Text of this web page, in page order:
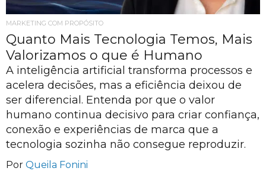
MARKETING COM PROPÓSITO
Quanto Mais Tecnologia Temos, Mais
Valorizamos o que é Humano
A inteligência artificial transforma processos e
acelera decisões, mas a eficiência deixou de
ser diferencial. Entenda por que o valor
humano continua decisivo para criar confiança,
conexão e experiências de marca que a
tecnologia sozinha não consegue reproduzir.
Por Queila Fonini